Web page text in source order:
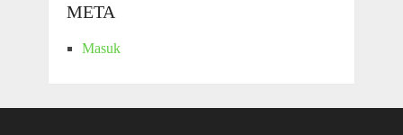
META
Masuk